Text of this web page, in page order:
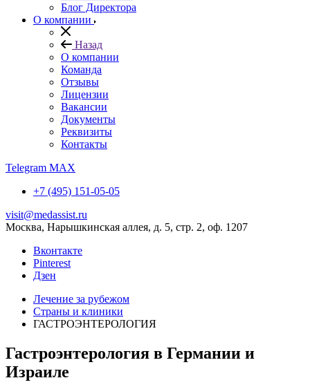
Блог Директора
О компании
Назад
О компании
Команда
Отзывы
Лицензии
Вакансии
Документы
Реквизиты
Контакты
Telegram MAX
+7 (495) 151-05-05
visit@medassist.ru
Москва, Нарышкинская аллея, д. 5, стр. 2, оф. 1207
Вконтакте
Pinterest
Дзен
Лечение за рубежом
Страны и клиники
ГАСТРОЭНТЕРОЛОГИЯ
Гастроэнтерология в Германии и
Израиле